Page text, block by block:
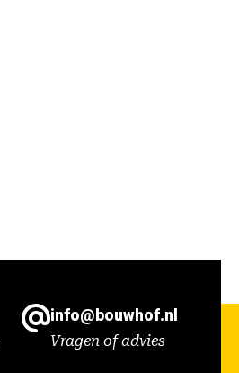
info@bouwhof.nl
Vragen of advies